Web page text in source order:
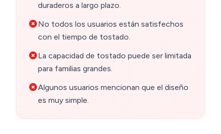
duraderos a largo plazo.
No todos los usuarios están satisfechos
con el tiempo de tostado.
La capacidad de tostado puede ser limitada
para familias grandes.
Algunos usuarios mencionan que el diseño
es muy simple.